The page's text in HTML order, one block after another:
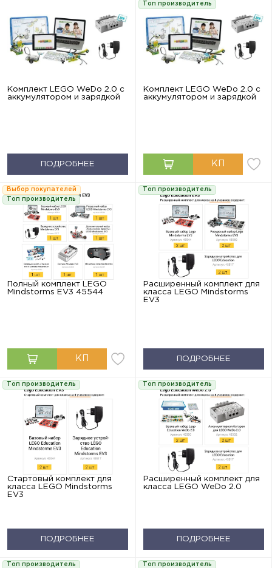
Комплект LEGO WeDo 2.0 с
аккумулятором и зарядкой
ПОДРОБНЕЕ
Топ производитель
Комплект LEGO WeDo 2.0 с
аккумулятором и зарядкой
Выбор покупателей
Топ производитель
Полный комплект LEGO
Mindstorms EV3 45544
Топ производитель
Расширенный комплект для
класса LEGO Mindstorms
EV3
ПОДРОБНЕЕ
Топ производитель
Стартовый комплект для
класса LEGO Mindstorms
EV3
ПОДРОБНЕЕ
Топ производитель
Расширенный комплект для
класса LEGO WeDo 2.0
ПОДРОБНЕЕ
Топ производитель Топ производитель